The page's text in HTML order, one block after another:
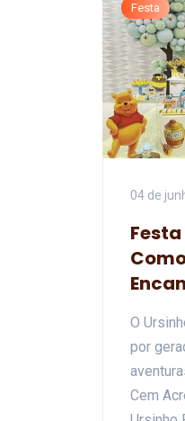
Festa
04 de
O
por
Cem